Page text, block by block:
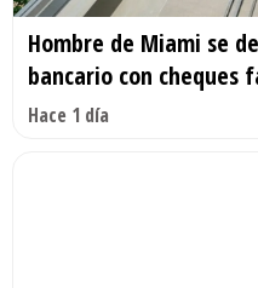
Hombre de Miami se
bancario con cheques
Hace 1 día